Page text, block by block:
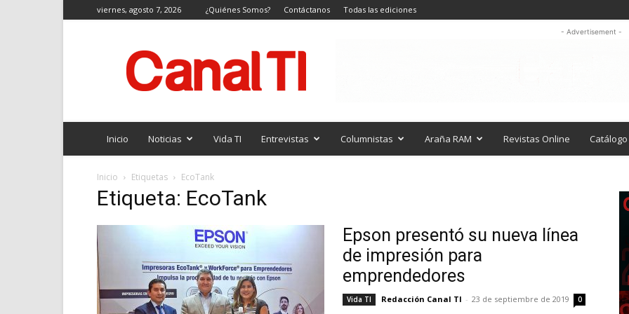
viernes, agosto 7, 2026 ¿Quiénes Somos? Contáctanos Todas las ediciones
TI
- Advertisement -
Inicio Noticias Vida TI Entrevistas Columnistas Araña RAM Revistas Online Catálogo
Inicio Etiquetas EcoTank
Etiqueta: EcoTank
Epson presentó su nueva línea
de impresión para
emprendedores
Vida TI Redacción Canal TI - 23 de septiembre de 2019 0